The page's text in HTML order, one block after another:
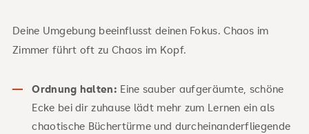
Deine Umgebung beeinflusst deinen Fokus. Chaos im
Zimmer führt oft zu Chaos im Kopf.
Ordnung halten: Eine sauber aufgeräumte, schöne
Ecke bei dir zuhause lädt mehr zum Lernen ein als
chaotische Büchertürme und durcheinanderfliegende